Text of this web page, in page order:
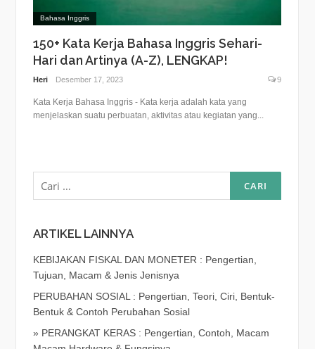
Bahasa Inggris
150+ Kata Kerja Bahasa Inggris Sehari-
Hari dan Artinya (A-Z), LENGKAP!
Heri Desember 17, 2023 9
Kata Kerja Bahasa Inggris - Kata kerja adalah kata yang
menjelaskan suatu perbuatan, aktivitas atau kegiatan yang...
Cari
untuk:
ARTIKEL LAINNYA
KEBIJAKAN FISKAL DAN MONETER : Pengertian,
Tujuan, Macam & Jenis Jenisnya
PERUBAHAN SOSIAL : Pengertian, Teori, Ciri, Bentuk-
Bentuk & Contoh Perubahan Sosial
» PERANGKAT KERAS : Pengertian, Contoh, Macam